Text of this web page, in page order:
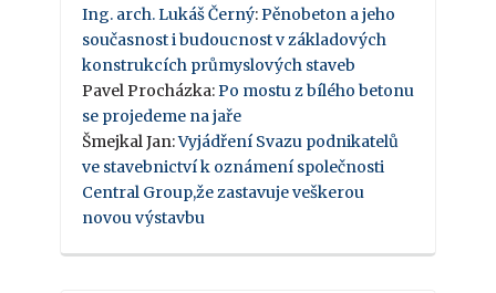
Ing. arch. Lukáš Černý: Pěnobeton a jeho
současnost i budoucnost v základových
konstrukcích průmyslových staveb
Pavel Procházka: Po mostu z bílého betonu
se projedeme na jaře
Šmejkal Jan:Vyjádření Svazu podnikatelů
ve stavebnictví k oznámení společnosti
Central Group,že zastavuje veškerou
novou výstavbu